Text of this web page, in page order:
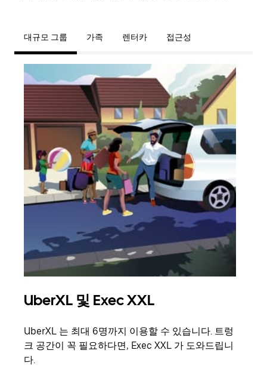
대규모 그룹 가족 렌터카 접근성
UberXL 및 Exec XXL
UberXL 는 최대 6명까지 이용할 수 있습니다. 트렁
크 공간이 꼭 필요하다면, Exec XXL 가 도와드립니
다.